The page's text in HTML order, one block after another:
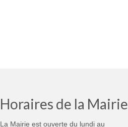
Horaires de la Mairie
La Mairie est ouverte du lundi au